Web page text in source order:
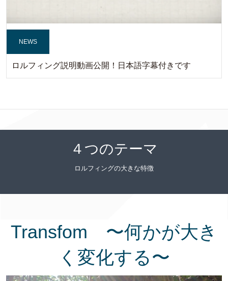
NEWS
ロルフィング説明動画公開！日本語字幕付きです
４つのテーマ
ロルフィングの大きな特徴
Transfom 〜何かが大き
く変化する〜